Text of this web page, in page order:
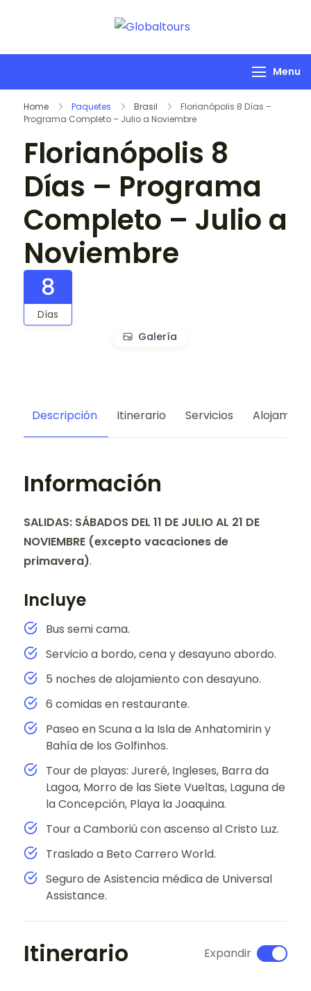
Servicios Turísticos
Menu
Home Paquetes Brasil
Florianópolis 8 Días –
Programa Completo – Julio a Noviembre
Florianópolis 8
Días – Programa
Completo – Julio a
Noviembre
8
Días
Galería
Descripción Itinerario Servicios
Información
SALIDAS: SÁBADOS DEL 11 DE JULIO AL 21 DE
NOVIEMBRE (excepto vacaciones de
primavera).
Incluye
Bus semi cama.
Servicio a bordo, cena y desayuno abordo.
5 noches de alojamiento con desayuno.
6 comidas en restaurante.
Paseo en Scuna a la Isla de Anhatomirin y
Bahía de los Golfinhos.
Tour de playas: Jureré, Ingleses, Barra da
Lagoa, Morro de las Siete Vueltas, Laguna de
la Concepción, Playa la Joaquina.
Tour a Camboriú con ascenso al Cristo Luz.
Traslado a Beto Carrero World.
Seguro de Asistencia médica de Universal
Assistance.
Itinerario Expandir